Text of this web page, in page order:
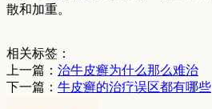
散和加重。
相关标签：
上一篇： 治牛皮癣为什么那么难治
下一篇： 牛皮癣的治疗误区都有哪些